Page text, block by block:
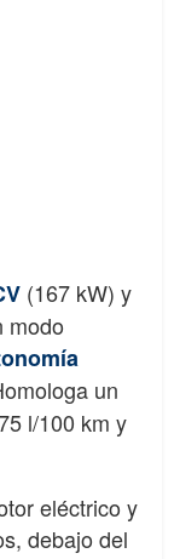
(167 kW) y
modo
un
l/100 km y
eléctrico y
debajo del